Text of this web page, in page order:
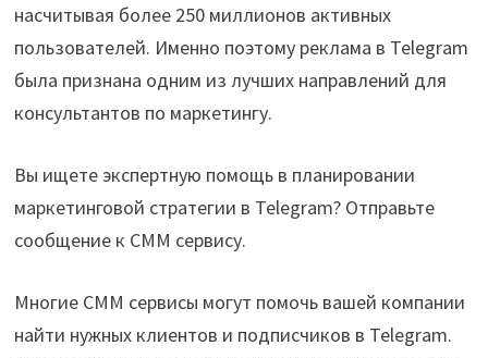
насчитывая более 250 миллионов активных
пользователей. Именно поэтому реклама в Telegram
была признана одним из лучших направлений для
консультантов по маркетингу.
Вы ищете экспертную помощь в планировании
маркетинговой стратегии в Telegram? Отправьте
сообщение к СММ сервису.
Многие СММ сервисы могут помочь вашей компании
найти нужных клиентов и подписчиков в Telegram.